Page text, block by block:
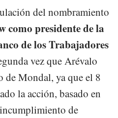
del nombramiento
como presidente de la
de los Trabajadores
vez que Arévalo
de Mondal, ya que el 8
la acción, basado en
de